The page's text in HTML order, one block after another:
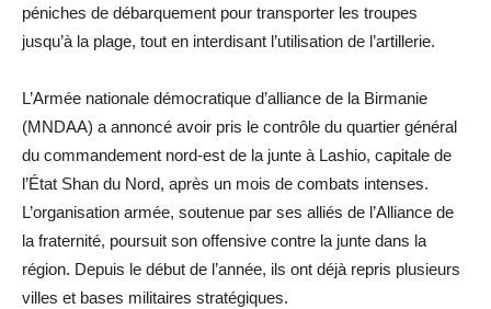
péniches de débarquement pour transporter les troupes
jusqu’à la plage, tout en interdisant l’utilisation de l’artillerie.
L’Armée nationale démocratique d’alliance de la Birmanie
(MNDAA) a annoncé avoir pris le contrôle du quartier général
du commandement nord-est de la junte à Lashio, capitale de
l’État Shan du Nord, après un mois de combats intenses.
L’organisation armée, soutenue par ses alliés de l’Alliance de
la fraternité, poursuit son offensive contre la junte dans la
région. Depuis le début de l’année, ils ont déjà repris plusieurs
villes et bases militaires stratégiques.